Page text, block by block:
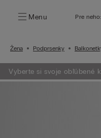
Menu Pre neho:
Žena Podprsenky
Vyberte si svoje obľúbené